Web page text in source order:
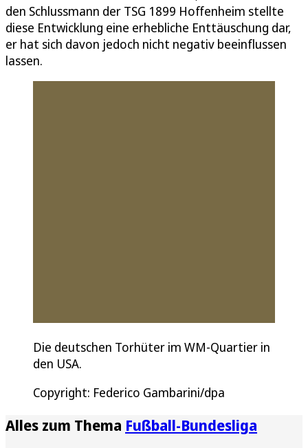
den Schlussmann der TSG 1899 Hoffenheim stellte
diese Entwicklung eine erhebliche Enttäuschung dar,
er hat sich davon jedoch nicht negativ beeinflussen
lassen.
Die deutschen Torhüter im WM-Quartier in
den USA.
Copyright: Federico Gambarini/dpa
Alles zum Thema Fußball-Bundesliga